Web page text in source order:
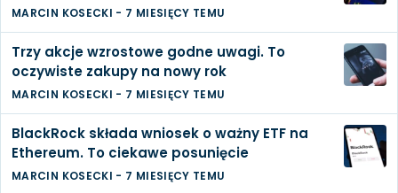
MARCIN KOSECKI - 7 MIESIĘCY TEMU
Trzy akcje wzrostowe godne uwagi. To
oczywiste zakupy na nowy rok
MARCIN KOSECKI - 7 MIESIĘCY TEMU
BlackRock składa wniosek o ważny ETF na
Ethereum. To ciekawe posunięcie
MARCIN KOSECKI - 7 MIESIĘCY TEMU